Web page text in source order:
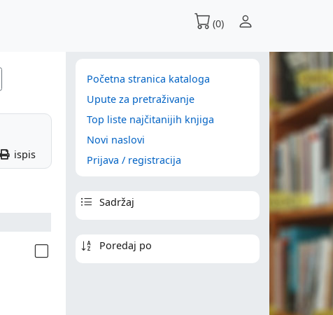
(0)
ispis
Početna stranica kataloga
Upute za pretraživanje
Top liste najčitanijih knjiga
Novi naslovi
Prijava / registracija
Sadržaj
Poredaj po